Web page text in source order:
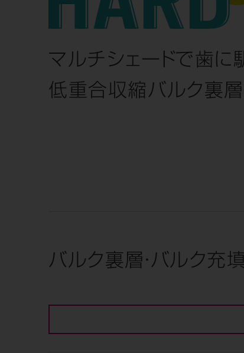
マルチシェードで歯に
低重合収縮バルク裏
バルク裏層・バルク充